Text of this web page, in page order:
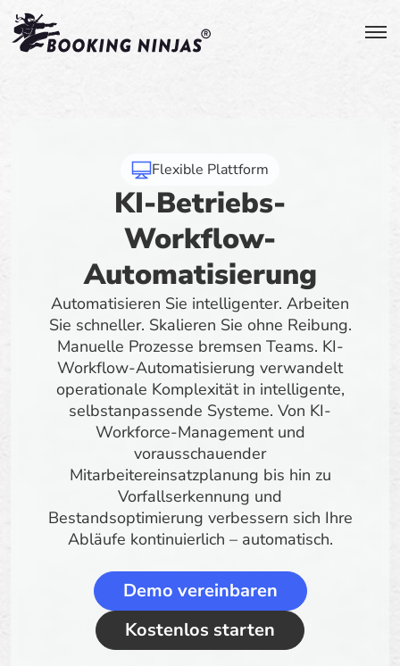
Flexible Plattform
KI-Betriebs-
Workflow-
Automatisierung
Automatisieren Sie intelligenter. Arbeiten
Sie schneller. Skalieren Sie ohne Reibung.
Manuelle Prozesse bremsen Teams. KI-
Workflow-Automatisierung verwandelt
operationale Komplexität in intelligente,
selbstanpassende Systeme. Von KI-
Workforce-Management und
vorausschauender
Mitarbeitereinsatzplanung bis hin zu
Vorfallserkennung und
Bestandsoptimierung verbessern sich Ihre
Abläufe kontinuierlich – automatisch.
Demo vereinbaren
Kostenlos starten